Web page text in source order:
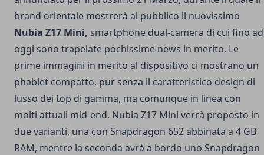
brand orientale mostrerà al pubblico il nuovissimo
Nubia Z17 Mini, smartphone dual-camera di cui fino ad
oggi sono trapelate pochissime news in merito. Le
prime immagini in merito al dispositivo ci mostrano un
phablet compatto, pur senza il caratteristico design di
lusso dei top di gamma, ma comunque in linea con
molti attuali mid-end. Nubia Z17 Mini verrà proposto in
due varianti, una con Snapdragon 652 abbinata a 4 GB
RAM, mentre la seconda avrà a bordo uno Snapdragon